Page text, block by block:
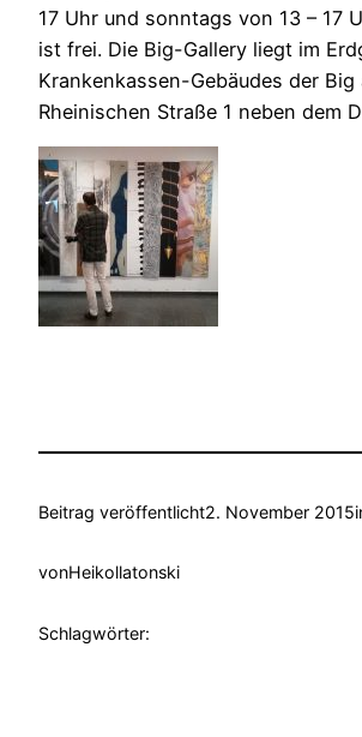
17 Uhr und sonntags von 13 – 17
ist frei. Die Big-Gallery liegt im
Krankenkassen-Gebäudes der Big
Rheinischen Straße 1 neben dem
Beitrag veröffentlicht2. November 2015
vonHeikollatonski
Schlagwörter: